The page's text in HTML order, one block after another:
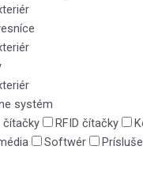
systém
čítačky
RFID čítačky
Softwér